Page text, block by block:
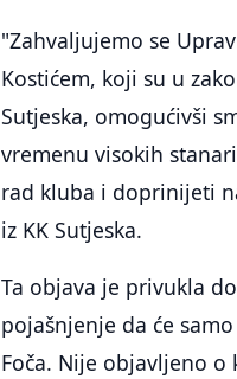
"Zahvaljujemo se
Kostićem, koji su u
Sutjeska, omogućivši
vremenu visokih
rad kluba i doprinijeti
iz KK Sutjeska.
Ta objava je privukla
pojašnjenje da će
Foča. Nije objavljeno o